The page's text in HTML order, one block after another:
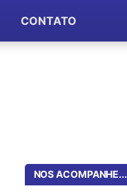
CONTATO
NOS ACOMPANHE...